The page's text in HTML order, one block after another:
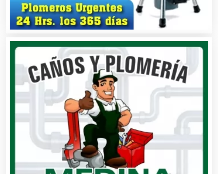
Automóviles Nuevos y Usados
Autopartes Eléctricas
Avaluos
Balnearios
Bancos